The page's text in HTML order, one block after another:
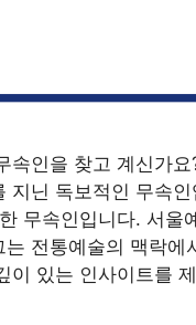
속인을 찾고 계신가
지닌 독보적인 무속
무속인입니다. 서울
전통예술의 맥락
이 있는 인사이트를